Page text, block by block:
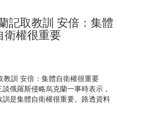
記取教訓 安倍：集體
衛權很重要
俄羅斯侵略烏克蘭一事時表示，
是集體自衛權很重要。路透資料